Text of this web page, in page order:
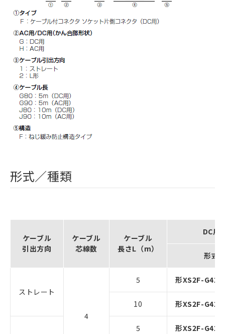
形式／種類
ケーブル
引出方向
ケーブル
芯線数
ケーブル
長さL（m）
DC用
形式
ストレート
4
5 形XS2F-
10 形XS2F-
5 形XS2F-